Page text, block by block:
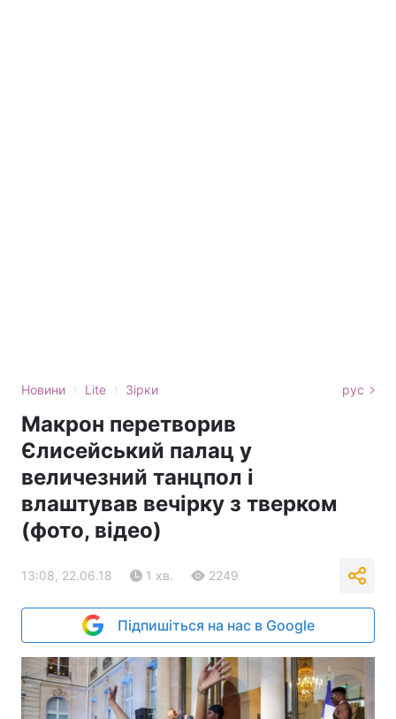
Новини › Lite › Зірки рус
Макрон перетворив
Єлисейський палац у
величезний танцпол і
влаштував вечірку з тверком
(фото, відео)
13:08, 22.06.18 1 хв. 2249
Підпишіться на нас в Google